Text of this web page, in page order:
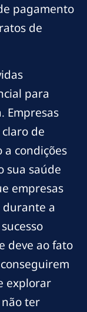
pagamento
de
para
Empresas
de
a condições
sua saúde
empresas
durante a
deve ao fato
explorar
ter